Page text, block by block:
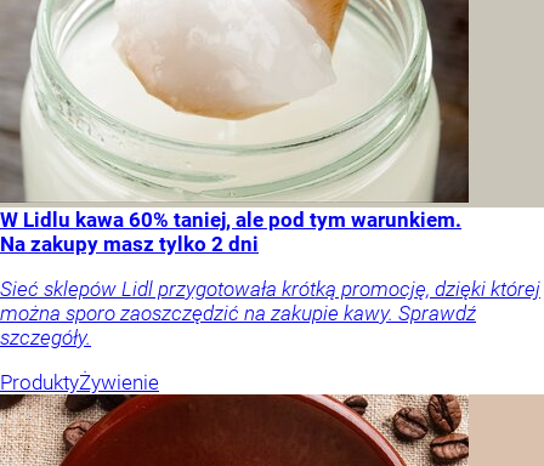
W Lidlu kawa 60% taniej, ale pod tym warunkiem.
Na zakupy masz tylko 2 dni
Sieć sklepów Lidl przygotowała krótką promocję, dzięki której
można sporo zaoszczędzić na zakupie kawy. Sprawdź
szczegóły.
ProduktyŻywienie